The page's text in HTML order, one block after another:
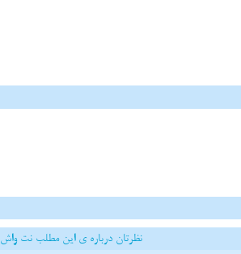
نظرتان درباره ی این مطلب نت واش